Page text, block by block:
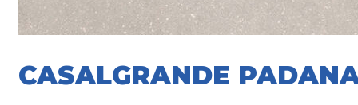
CASALGRANDE